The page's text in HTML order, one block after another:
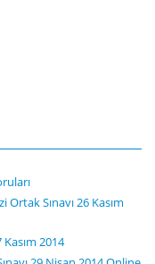
Sınavı 26 Kasım
Kasım 2014